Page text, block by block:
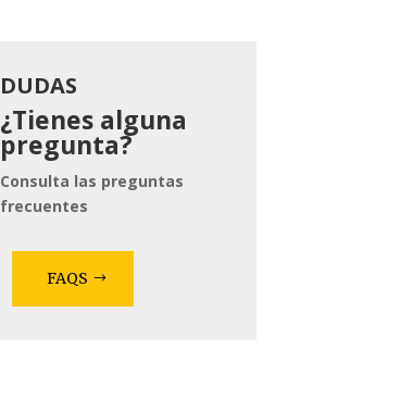
DUDAS
¿Tienes alguna
pregunta?
Consulta las preguntas
frecuentes
FAQS